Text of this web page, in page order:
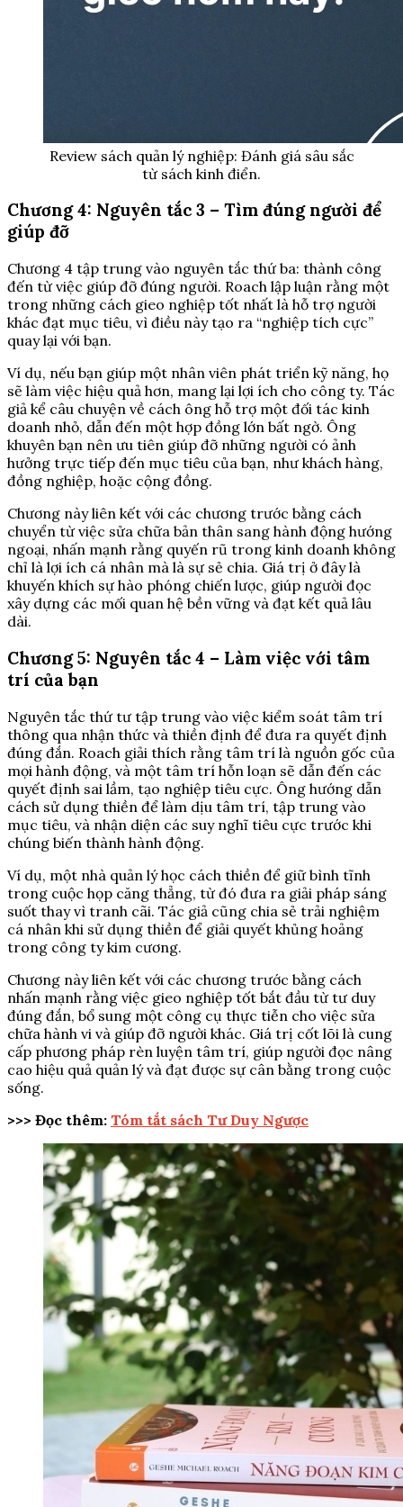
Review sách quản lý nghiệp: Đánh giá sâu sắc
từ sách kinh điển.
Chương 4: Nguyên tắc 3 – Tìm đúng người để
giúp đỡ
Chương 4 tập trung vào nguyên tắc thứ ba: thành công
đến từ việc giúp đỡ đúng người. Roach lập luận rằng một
trong những cách gieo nghiệp tốt nhất là hỗ trợ người
khác đạt mục tiêu, vì điều này tạo ra “nghiệp tích cực”
quay lại với bạn.
Ví dụ, nếu bạn giúp một nhân viên phát triển kỹ năng, họ
sẽ làm việc hiệu quả hơn, mang lại lợi ích cho công ty. Tác
giả kể câu chuyện về cách ông hỗ trợ một đối tác kinh
doanh nhỏ, dẫn đến một hợp đồng lớn bất ngờ. Ông
khuyên bạn nên ưu tiên giúp đỡ những người có ảnh
hưởng trực tiếp đến mục tiêu của bạn, như khách hàng,
đồng nghiệp, hoặc cộng đồng.
Chương này liên kết với các chương trước bằng cách
chuyển từ việc sửa chữa bản thân sang hành động hướng
ngoại, nhấn mạnh rằng quyến rũ trong kinh doanh không
chỉ là lợi ích cá nhân mà là sự sẻ chia. Giá trị ở đây là
khuyến khích sự hào phóng chiến lược, giúp người đọc
xây dựng các mối quan hệ bền vững và đạt kết quả lâu
dài.
Chương 5: Nguyên tắc 4 – Làm việc với tâm
trí của bạn
Nguyên tắc thứ tư tập trung vào việc kiểm soát tâm trí
thông qua nhận thức và thiền định để đưa ra quyết định
đúng đắn. Roach giải thích rằng tâm trí là nguồn gốc của
mọi hành động, và một tâm trí hỗn loạn sẽ dẫn đến các
quyết định sai lầm, tạo nghiệp tiêu cực. Ông hướng dẫn
cách sử dụng thiền để làm dịu tâm trí, tập trung vào
mục tiêu, và nhận diện các suy nghĩ tiêu cực trước khi
chúng biến thành hành động.
Ví dụ, một nhà quản lý học cách thiền để giữ bình tĩnh
trong cuộc họp căng thẳng, từ đó đưa ra giải pháp sáng
suốt thay vì tranh cãi. Tác giả cũng chia sẻ trải nghiệm
cá nhân khi sử dụng thiền để giải quyết khủng hoảng
trong công ty kim cương.
Chương này liên kết với các chương trước bằng cách
nhấn mạnh rằng việc gieo nghiệp tốt bắt đầu từ tư duy
đúng đắn, bổ sung một công cụ thực tiễn cho việc sửa
chữa hành vi và giúp đỡ người khác. Giá trị cốt lõi là cung
cấp phương pháp rèn luyện tâm trí, giúp người đọc nâng
cao hiệu quả quản lý và đạt được sự cân bằng trong cuộc
sống.
>>> Đọc thêm: Tóm tắt sách Tư Duy Ngược